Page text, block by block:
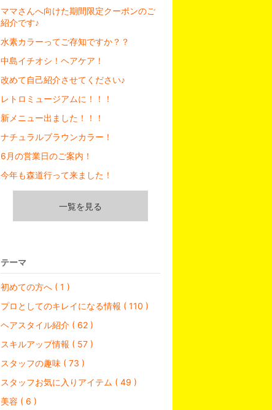
ママさんへ向けた期間限定クーポンのご
紹介です♪
水素カラーってご存知ですか？？
中島イチオシ！ヘアケア！
改めて自己紹介させてください♪
レトロミュージアムに！！！
新メニュー出ました！！！
ナチュラルブラウンカラー！
6月の営業日のご案内！
今年も森道行って来ました！
一覧を見る
テーマ
初めての方へ ( 1 )
プロとしてのキレイになる情報 ( 110 )
ヘアスタイル紹介 ( 62 )
スキルアップ情報 ( 57 )
スタッフの趣味 ( 73 )
スタッフお気に入りアイテム ( 49 )
美容 ( 6 )